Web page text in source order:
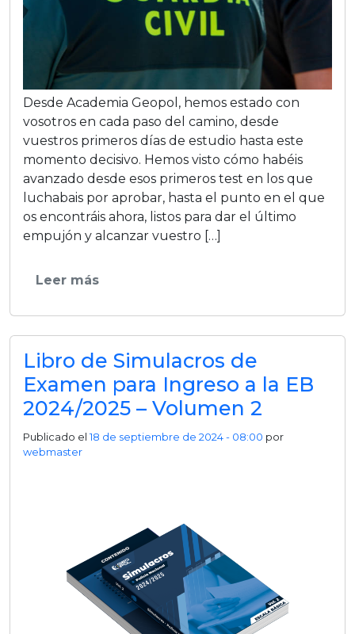
Desde Academia Geopol, hemos estado con
vosotros en cada paso del camino, desde
vuestros primeros días de estudio hasta este
momento decisivo. Hemos visto cómo habéis
avanzado desde esos primeros test en los que
luchabais por aprobar, hasta el punto en el que
os encontráis ahora, listos para dar el último
empujón y alcanzar vuestro […]
Leer más
Libro de Simulacros de
Examen para Ingreso a la EB
2024/2025 – Volumen 2
Publicado el18 de septiembre de 2024 - 08:00 por
webmaster